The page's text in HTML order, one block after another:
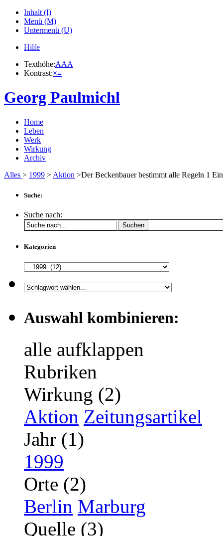
Inhalt (I)
Menü (M)
Untermenü (U)
Hilfe
Texthöhe:AAA
Kontrast:×≡
Georg Paulmichl
Home
Leben
Werk
Wirkung
Archiv
Alles > 1999 > Aktion >Der Beckenbauer bestimmt alle Regeln 1
Suche:
Suche nach:
Suchen
Kategorien
Auswahl kombinieren:
alle aufklappen
Rubriken
Wirkung (2)
Aktion Zeitungsartikel
Jahr (1)
1999
Orte (2)
Berlin Marburg
Quelle (3)